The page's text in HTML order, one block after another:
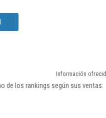
Información
de los rankings según sus ventas: